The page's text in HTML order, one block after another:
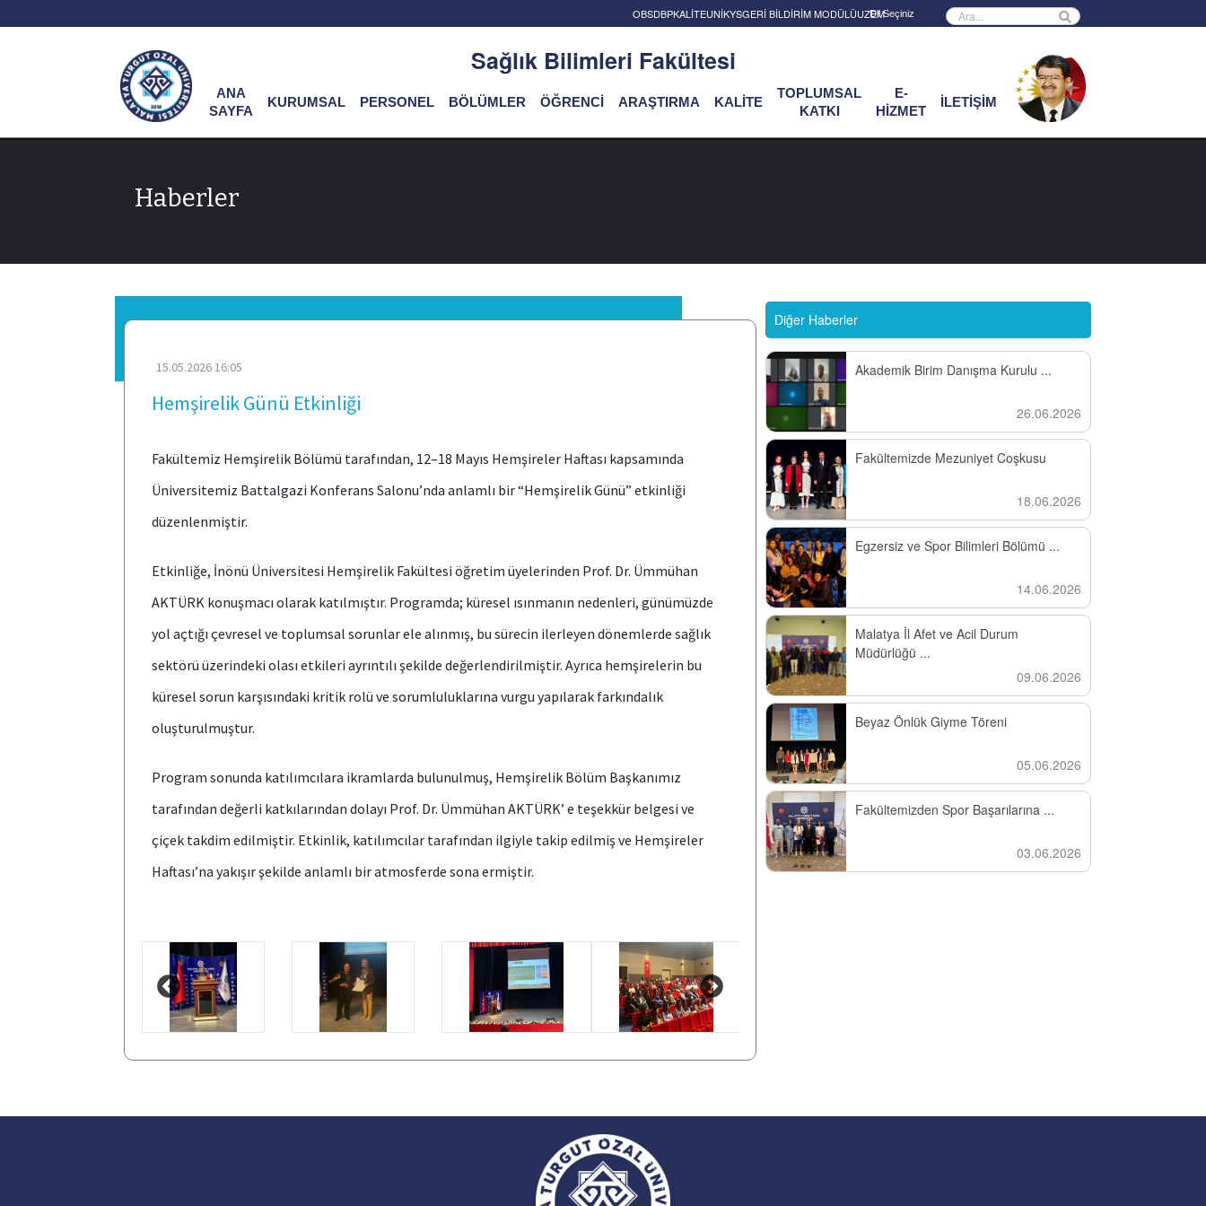
OBSDBPKALİTEUNİKYSGERİ BİLDİRİM MODÜLÜUZEM Powered by
Sağlık Bilimleri Fakültesi
ANA
SAYFA
KURUMSAL PERSONEL BÖLÜMLER ÖĞRENCİ ARAŞTIRMA KALİTE
TOPLUMSAL
KATKI
E-
HİZMET
İLETİŞİM
Haberler
15.05.2026 16:05
Hemşirelik Günü Etkinliği
Fakültemiz Hemşirelik Bölümü tarafından, 12–18 Mayıs Hemşireler Haftası kapsamında
Üniversitemiz Battalgazi Konferans Salonu’nda anlamlı bir “Hemşirelik Günü” etkinliği
düzenlenmiştir.
Etkinliğe, İnönü Üniversitesi Hemşirelik Fakültesi öğretim üyelerinden Prof. Dr. Ümmühan
AKTÜRK konuşmacı olarak katılmıştır. Programda; küresel ısınmanın nedenleri, günümüzde
yol açtığı çevresel ve toplumsal sorunlar ele alınmış, bu sürecin ilerleyen dönemlerde sağlık
sektörü üzerindeki olası etkileri ayrıntılı şekilde değerlendirilmiştir. Ayrıca hemşirelerin bu
küresel sorun karşısındaki kritik rolü ve sorumluluklarına vurgu yapılarak farkındalık
oluşturulmuştur.
Program sonunda katılımcılara ikramlarda bulunulmuş, Hemşirelik Bölüm Başkanımız
tarafından değerli katkılarından dolayı Prof. Dr. Ümmühan AKTÜRK’ e teşekkür belgesi ve
çiçek takdim edilmiştir. Etkinlik, katılımcılar tarafından ilgiyle takip edilmiş ve Hemşireler
Haftası’na yakışır şekilde anlamlı bir atmosferde sona ermiştir.
Diğer Haberler
Akademik Birim Danışma Kurulu ...
26.06.2026
Fakültemizde Mezuniyet Coşkusu
18.06.2026
Egzersiz ve Spor Bilimleri Bölümü ...
14.06.2026
Malatya İl Afet ve Acil Durum
Müdürlüğü ...
09.06.2026
Beyaz Önlük Giyme Töreni
05.06.2026
Fakültemizden Spor Başarılarına ...
03.06.2026